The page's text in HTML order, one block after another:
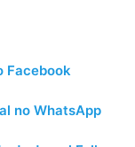
Facebook
no WhatsApp